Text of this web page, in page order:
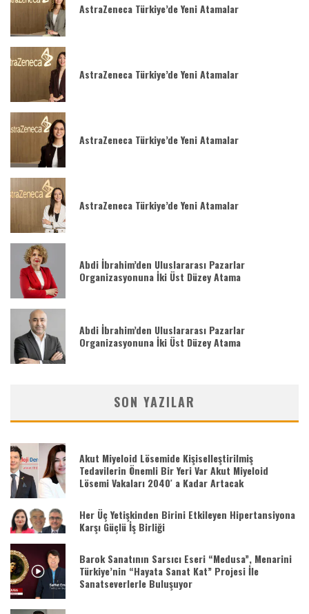
AstraZeneca Türkiye’de Yeni Atamalar
AstraZeneca Türkiye’de Yeni Atamalar
AstraZeneca Türkiye’de Yeni Atamalar
AstraZeneca Türkiye’de Yeni Atamalar
Abdi İbrahim’den Uluslararası Pazarlar
Organizasyonuna İki Üst Düzey Atama
Abdi İbrahim’den Uluslararası Pazarlar
Organizasyonuna İki Üst Düzey Atama
SON YAZILAR
Akut Miyeloid Lösemide Kişiselleştirilmiş
Tedavilerin Önemli Bir Yeri Var Akut Miyeloid
Lösemi Vakaları 2040′ a Kadar Artacak
Her Üç Yetişkinden Birini Etkileyen Hipertansiyona
Karşı Güçlü İş Birliği
Barok Sanatının Sarsıcı Eseri “Medusa”, Menarini
Türkiye’nin “Hayata Sanat Kat” Projesi İle
Sanatseverlerle Buluşuyor